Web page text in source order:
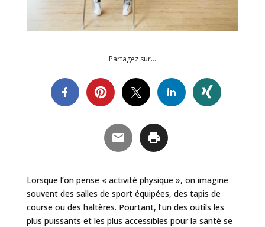
Partagez sur…
Lorsque l’on pense « activité physique », on imagine
souvent des salles de sport équipées, des tapis de
course ou des haltères. Pourtant, l’un des outils les
plus puissants et les plus accessibles pour la santé se